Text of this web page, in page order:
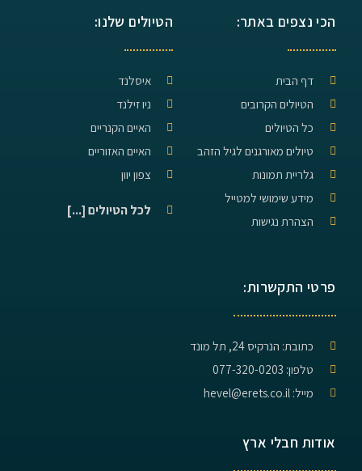
הכי נצפים באתר:
דף הבית
הטיולים הקרובים
כל הטיולים
טיולים מאורגנים לגיל הזהב
גלריית תמונות
מידע שימושי למטייל
הצהרת נגישות
הטיולים שלנו:
איסלנד
ניו זילנד
האיים הקנריים
האיים האזוריים
צפון יוון
לכל הטיולים [...]
פרטי התקשרות:
כתובת: הנרקיס 24, תל מונד
טלפון: 077-320-0203
מייל: hevel@erets.co.il
אודות חבלי ארץ